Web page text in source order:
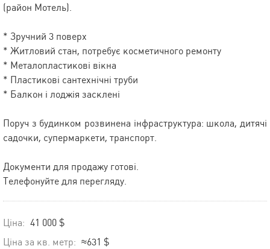
(район Мотель).
* Зручний 3 поверх
* Житловий стан, потребує косметичного ремонту
* Металопластикові вікна
* Пластикові сантехнічні труби
* Балкон і лоджія засклені
Поруч з будинком розвинена інфраструктура: школа, дитячі
садочки, супермаркети, транспорт.
Документи для продажу готові.
Телефонуйте для перегляду.
Ціна: 41 000 $
Ціна за кв. метр: ≈631 $